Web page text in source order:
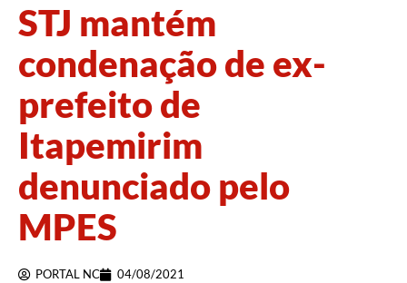
STJ mantém
condenação de ex-
prefeito de
Itapemirim
denunciado pelo
MPES
PORTAL NC 04/08/2021